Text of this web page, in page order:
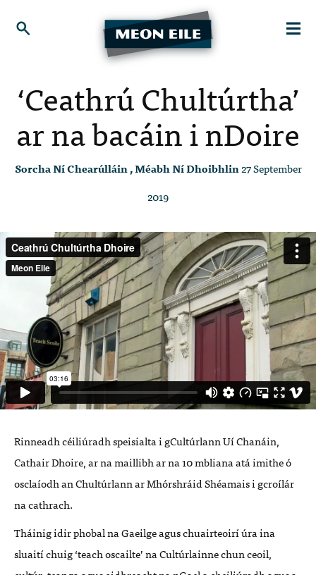
‘Ceathrú Chultúrtha’
ar na bacáin i nDoire
Sorcha Ní Chearúlláin , Méabh Ní Dhoibhlin27 September
2019
Rinneadh céiliúradh speisialta i gCultúrlann Uí Chanáin,
Cathair Dhoire, ar na maillibh ar na 10 mbliana atá imithe ó
osclaíodh an Chultúrlann ar Mhórshráid Shéamais i gcroílár
na cathrach.
Tháinig idir phobal na Gaeilge agus chuairteoirí úra ina
sluaití chuig ‘teach oscailte’ na Cultúrlainne chun ceoil,